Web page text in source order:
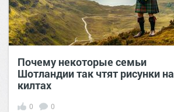
Почему некоторые семьи
Шотландии так чтят рисунки на
килтах
0 0